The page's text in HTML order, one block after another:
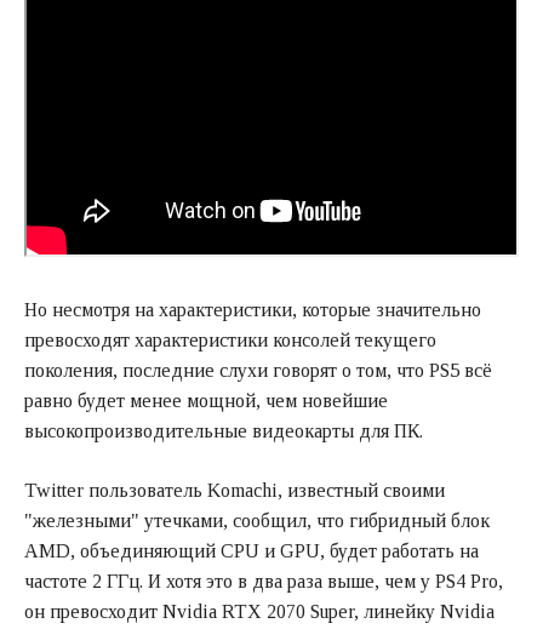
Но несмотря на характеристики, которые значительно
превосходят характеристики консолей текущего
поколения, последние слухи говорят о том, что PS5 всё
равно будет менее мощной, чем новейшие
высокопроизводительные видеокарты для ПК.
Twitter пользователь Komachi, известный своими
"железными" утечками, сообщил, что гибридный блок
AMD, объединяющий CPU и GPU, будет работать на
частоте 2 ГГц. И хотя это в два раза выше, чем у PS4 Pro,
он превосходит Nvidia RTX 2070 Super, линейку Nvidia